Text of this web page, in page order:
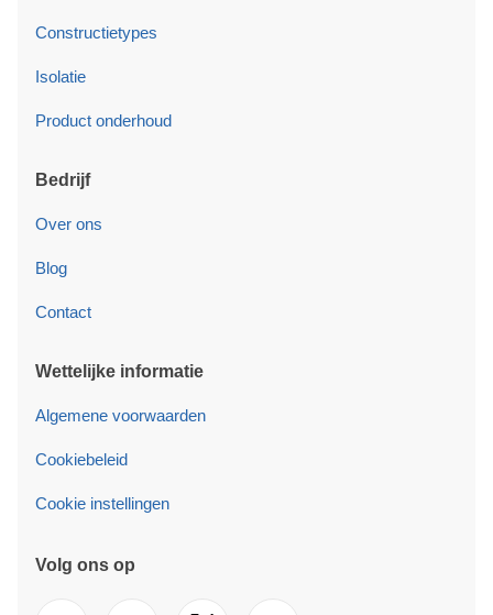
Constructietypes
Isolatie
Product onderhoud
Bedrijf
Over ons
Blog
Contact
Wettelijke informatie
Algemene voorwaarden
Cookiebeleid
Cookie instellingen
Volg ons op